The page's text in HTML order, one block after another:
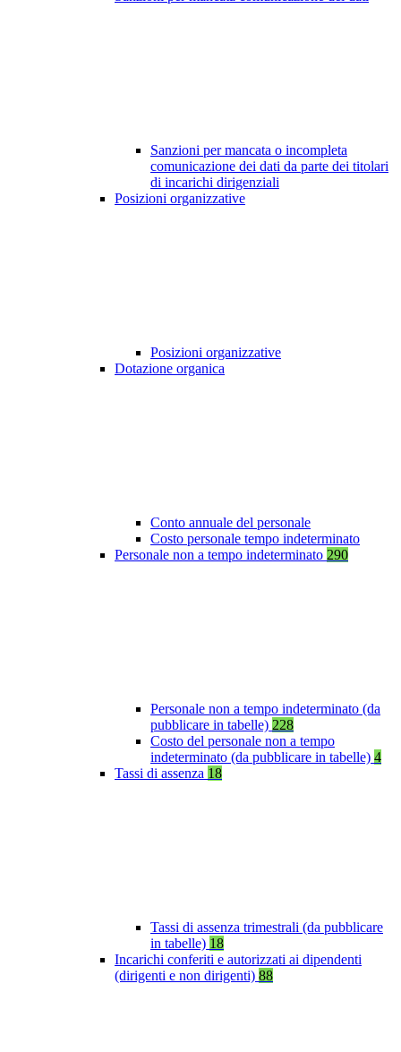
Sanzioni per mancata o incompleta
comunicazione dei dati da parte dei titolari
di incarichi dirigenziali
Posizioni organizzative
Posizioni organizzative
Dotazione organica
Conto annuale del personale
Costo personale tempo indeterminato
Personale non a tempo indeterminato 290
Personale non a tempo indeterminato (da
pubblicare in tabelle) 228
Costo del personale non a tempo
indeterminato (da pubblicare in tabelle) 4
Tassi di assenza 18
Tassi di assenza trimestrali (da pubblicare
in tabelle) 18
Incarichi conferiti e autorizzati ai dipendenti
(dirigenti e non dirigenti) 88